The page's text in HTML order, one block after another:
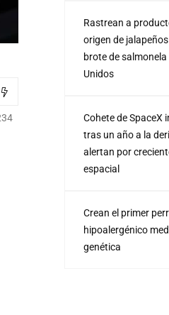
Rastrean a
origen de
brote de
Unidos
Cohete de SpaceX
tras un año a la
alertan por
espacial
Crean el primer
hipoalergénico
genética